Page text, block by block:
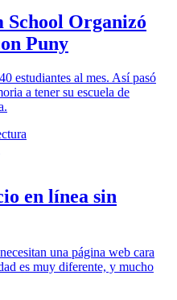
School Organizó
Puny
estudiantes al mes. Así pasó
a tener su escuela de
en línea sin
una página web cara
es muy diferente, y mucho